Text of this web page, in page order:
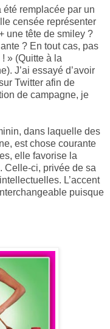
remplacée par un
censée représenter
une tête de smiley ?
? En tout cas, pas
» (Quitte à la
J’ai essayé d’avoir
Twitter afin de
de campagne, je
dans laquelle des
est chose courante
elle favorise la
Celle-ci, privée de sa
L’accent
puisque